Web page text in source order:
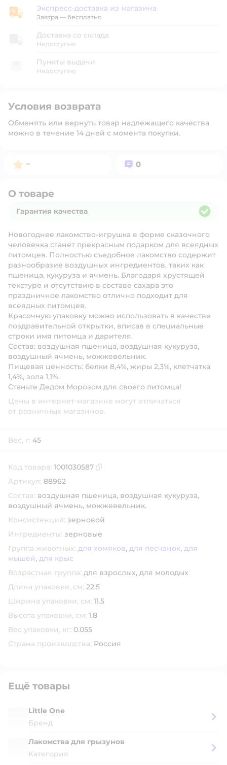
Экспресс-доставка из магазина
Экспресс-доставка из магазина
Завтра — бесплатно
Доставка со склада
Недоступно
Пункты выдачи
Недоступно
Условия возврата
Обменять или вернуть товар надлежащего качества
можно в течение 14 дней с момента покупки.
Рейтинг:
– Вопросов:
0
О товаре
Гарантия качества
Новогоднее лакомство-игрушка в форме сказочного
человечка станет прекрасным подарком для всеядных
питомцев. Полностью съедобное лакомство содержит
разнообразие воздушных ингредиентов, таких как
пшеница, кукуруза и ячмень. Благодаря хрустящей
текстуре и отсутствию в составе сахара это
праздничное лакомство отлично подходит для
всеядных питомцев.
Красочную упаковку можно использовать в качестве
поздравительной открытки, вписав в специальные
строки имя питомца и дарителя.
Состав: воздушная пшеница, воздушная кукуруза,
воздушный ячмень, можжевельник.
Пищевая ценность: белки 8,4%, жиры 2,3%, клетчатка
1,4%, зола 1,1%.
Станьте Дедом Морозом для своего питомца!
Цены в интернет-магазине могут отличаться
от розничных магазинов.
Вес, г: 45
Код товара: 1001030587
Артикул: 88962
Состав: воздушная пшеница, воздушная кукуруза,
воздушный ячмень, можжевельник.
Консистенция: зерновой
Ингредиенты: зерновые
Группа животных: для хомяков, для песчанок, для
мышей, для крыс
Возрастная группа: для взрослых, для молодых
Длина упаковки, см: 22.5
Ширина упаковки, см: 11.5
Высота упаковки, см: 1.8
Вес упаковки, кг: 0.055
Страна производства: Россия
Ещё товары
Little One
Бренд
Лакомства для грызунов
Категория